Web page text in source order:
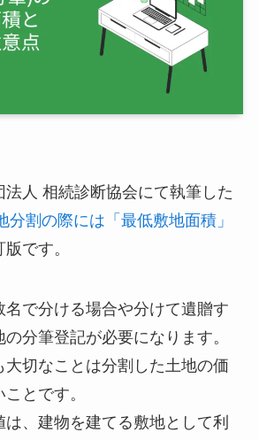
人 相続診断協会にて執筆した
分割の際には「最低敷地面積」
です。
名で分ける場合や分けて遺贈す
分筆登記が必要になります。
大切なことは分割した土地の価
とです。
、建物を建てる敷地として利